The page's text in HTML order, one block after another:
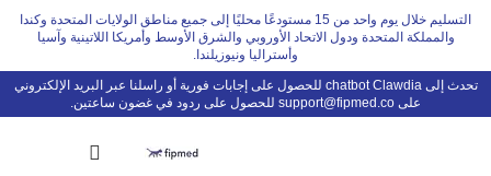
Skip
content
التسليم خلال يوم واحد من 15 مستودعًا محليًا إلى جميع مناطق الولايات المتحدة وكندا
والمملكة المتحدة ودول الاتحاد الأوروبي والشرق الأوسط وأمريكا اللاتينية وآسيا
وأستراليا ونيوزيلندا.
تحدث إلى chatbot Clawdia للحصول على إجابات فورية أو راسلنا عبر البريد الإلكتروني
على support@fipmed.co للحصول على ردود في غضون ساعتين.